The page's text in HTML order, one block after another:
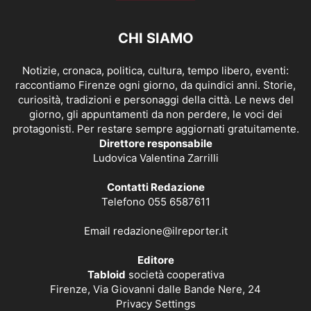
CHI SIAMO
Notizie, cronaca, politica, cultura, tempo libero, eventi:
raccontiamo Firenze ogni giorno, da quindici anni. Storie,
curiosità, tradizioni e personaggi della città. Le news del
giorno, gli appuntamenti da non perdere, le voci dei
protagonisti. Per restare sempre aggiornati gratuitamente.
Direttore responsabile
Ludovica Valentina Zarrilli
Contatti Redazione
Telefono 055 6587611
Email redazione@ilreporter.it
Editore
Tabloid società cooperativa
Firenze, Via Giovanni dalle Bande Nere, 24
Privacy Settings